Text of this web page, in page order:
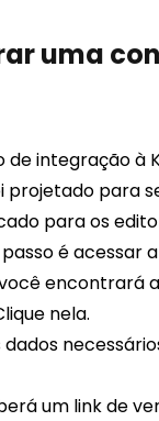
uma
de integração à
projetado para
para os
é acessar
encontrará
nela.
dados
um link de